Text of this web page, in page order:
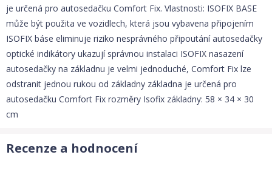
je určená pro autosedačku Comfort Fix. Vlastnosti: ISOFIX BASE
může být použita ve vozidlech, která jsou vybavena připojením
ISOFIX báse eliminuje riziko nesprávného připoutání autosedačky
optické indikátory ukazují správnou instalaci ISOFIX nasazení
autosedačky na základnu je velmi jednoduché, Comfort Fix lze
odstranit jednou rukou od základny základna je určená pro
autosedačku Comfort Fix rozměry Isofix základny: 58 × 34 × 30
cm
Recenze a hodnocení